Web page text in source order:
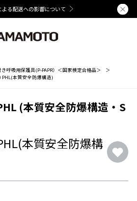
る配送への影響について 夏季休業
呼吸用保護具(P-PAPR）＜国家検定合格品＞
＞
PHL(本質安全防爆構造)
(本質安全防爆構造・S
本質安全防爆構